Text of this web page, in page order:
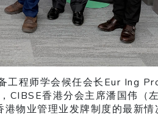
工程师学会候任会长Eur Ing
CIBSE香港分会主席潘国伟（
物业管理业发牌制度的最新情